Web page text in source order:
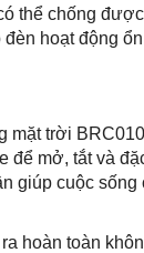
thể chống
hoạt động
trời
để mở, tắt và
giúp cuộc sống
hoàn toàn